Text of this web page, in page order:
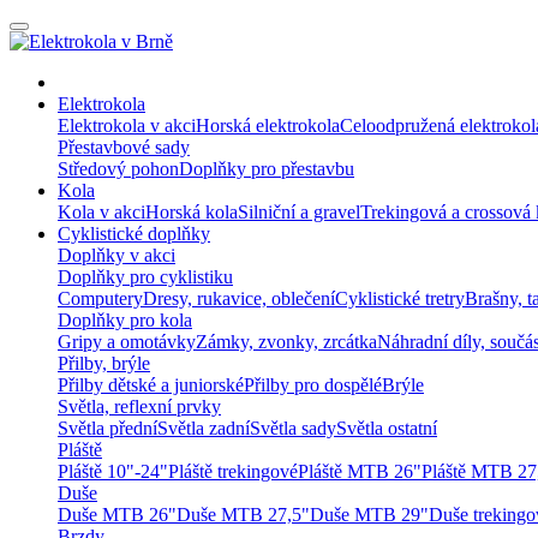
Elektrokola
Elektrokola v akciHorská elektrokolaCeloodpružená
Přestavbové sady
Středový pohonDoplňky pro přestavbu
Kola
Kola v akciHorská kolaSilniční a gravelTrekingová a crossová
Cyklistické doplňky
Doplňky v akci
Doplňky pro cyklistiku
ComputeryDresy, rukavice, oblečeníCyklistické tretryBrašny,
Doplňky pro kola
Gripy a omotávkyZámky, zvonky, zrcátkaNáhradní díly,
Přilby, brýle
Přilby dětské a juniorskéPřilby pro dospěléBrýle
Světla, reflexní prvky
Světla předníSvětla zadníSvětla sadySvětla ostatní
Pláště
Pláště 10"-24"Pláště trekingovéPláště MTB 26"Pláště MTB
Duše
Duše MTB 26"Duše MTB 27,5"Duše MTB 29"Duše